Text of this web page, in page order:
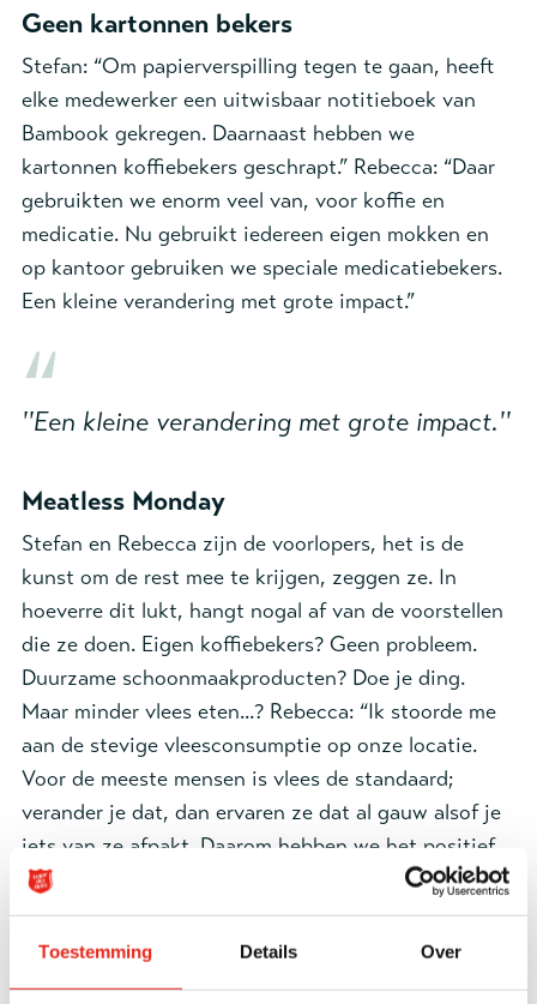
Toestemming Details Over
Geen kartonnen bekers
Stefan: “Om papierverspilling tegen te gaan, heeft
elke medewerker een uitwisbaar notitieboek van
Bambook gekregen. Daarnaast hebben we
kartonnen koffiebekers geschrapt.” Rebecca: “Daar
gebruikten we enorm veel van, voor koffie en
medicatie. Nu gebruikt iedereen eigen mokken en
op kantoor gebruiken we speciale medicatiebekers.
Een kleine verandering met grote impact.”
''Een kleine verandering met grote impact.''
Meatless Monday
Stefan en Rebecca zijn de voorlopers, het is de
kunst om de rest mee te krijgen, zeggen ze. In
hoeverre dit lukt, hangt nogal af van de voorstellen
die ze doen. Eigen koffiebekers? Geen probleem.
Duurzame schoonmaakproducten? Doe je ding.
Maar minder vlees eten...? Rebecca: “Ik stoorde me
aan de stevige vleesconsumptie op onze locatie.
Voor de meeste mensen is vlees de standaard;
verander je dat, dan ervaren ze dat al gauw alsof je
iets van ze afpakt. Daarom hebben we het positief
en behapbaar ingestoken, met Meatless Monday.”
De Milieuthermometer Zorg
Duurzaamheid